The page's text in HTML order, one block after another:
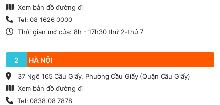
Xem bản đồ đường đi
Tel: 08 1626 0000
Thời gian mở cửa: 8h - 17h30 thứ 2-thứ 7
2 HÀ NỘI
37 Ngõ 165 Cầu Giấy, Phường Cầu Giấy (Quận Cầu Giấy)
Xem bản đồ đường đi
Tel: 0838 08 7878